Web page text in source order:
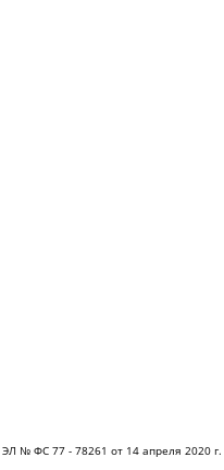
ЭЛ № ФС 77 - 78261 от 14 апреля 2020 г.